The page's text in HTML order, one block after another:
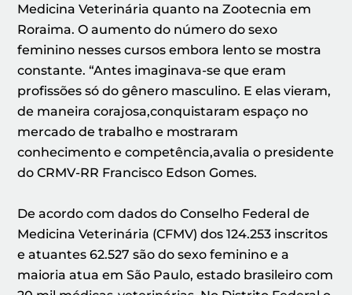
Medicina Veterinária quanto na Zootecnia em
Roraima. O aumento do número do sexo
feminino nesses cursos embora lento se mostra
constante. “Antes imaginava-se que eram
profissões só do gênero masculino. E elas vieram,
de maneira corajosa,conquistaram espaço no
mercado de trabalho e mostraram
conhecimento e competência,avalia o presidente
do CRMV-RR Francisco Edson Gomes.
De acordo com dados do Conselho Federal de
Medicina Veterinária (CFMV) dos 124.253 inscritos
e atuantes 62.527 são do sexo feminino e a
maioria atua em São Paulo, estado brasileiro com